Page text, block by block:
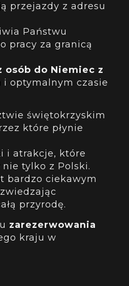
przejazdy z adresu
Państwu
pracy za granicą
osób do Niemiec z
optymalnym czasie
świętokrzyskim
które płynie
i atrakcje, które
tylko z Polski.
bardzo ciekawym
przyrodę.
zarezerwowania
kraju w